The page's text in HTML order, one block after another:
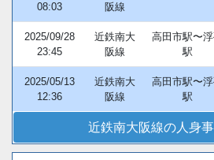
08:03
阪線
2025/09/28
23:45
近鉄南大
阪線
高田市駅〜
駅
2025/05/13
12:36
近鉄南大
阪線
高田市駅〜
駅
近鉄南大阪線の人身